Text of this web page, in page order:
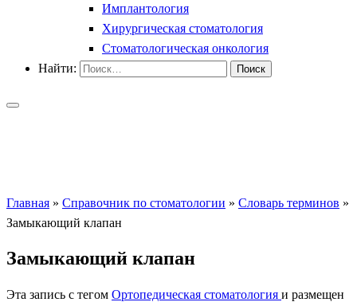
Имплантология
Хирургическая стоматология
Стоматологическая онкология
Найти:
Главная » Справочник по стоматологии » Словарь терминов »
Замыкающий клапан
Замыкающий клапан
Эта запись с тегом Ортопедическая стоматология и размещен